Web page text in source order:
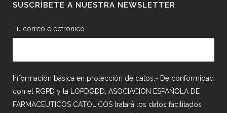
SUSCRÍBETE A NUESTRA NEWSLETTER
Tu correo electrónico
Información básica en protección de datos.- De conformidad
con el RGPD y la LOPDGDD, ASOCIACION ESPAÑOLA DE
FARMACEUTICOS CATOLICOS tratará los datos facilitados